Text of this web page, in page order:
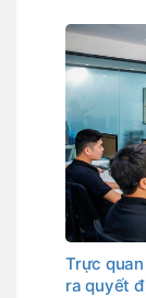
Trực
ra quyết